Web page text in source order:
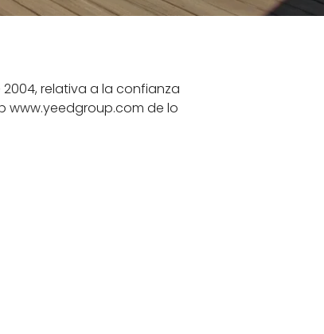
2004, relativa a la confianza
www.yeedgroup.com de lo